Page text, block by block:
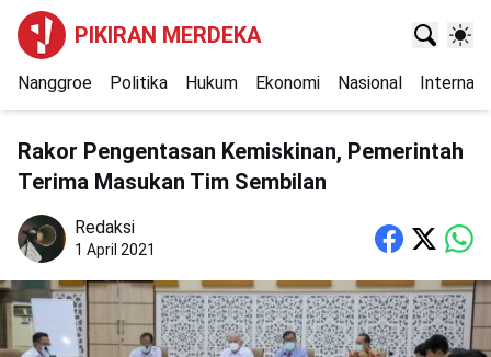
PIKIRAN MERDEKA
Nanggroe Politika Hukum Ekonomi Nasional
Rakor Pengentasan Kemiskinan, Pemerintah
Terima Masukan Tim Sembilan
Redaksi
1 April 2021